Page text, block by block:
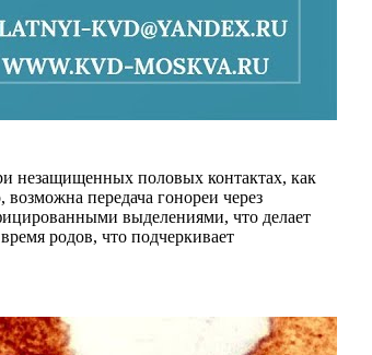
незащищенных половых контактах, как
передача гонореи через
выделениями, что делает
родов, что подчеркивает